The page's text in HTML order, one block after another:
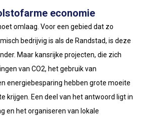
economie
omlaag. Voor een gebied dat zo
bedrijvig is als de Randstad, is deze
Maar kansrijke projecten, die zich
van CO2, het gebruik van
energiebesparing hebben grote moeite
krijgen. Een deel van het antwoord ligt in
en het organiseren van lokale